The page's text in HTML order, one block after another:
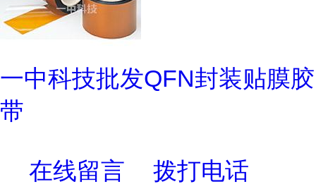
一中科技批发QFN封装贴膜胶
带
在线留言 拨打电话